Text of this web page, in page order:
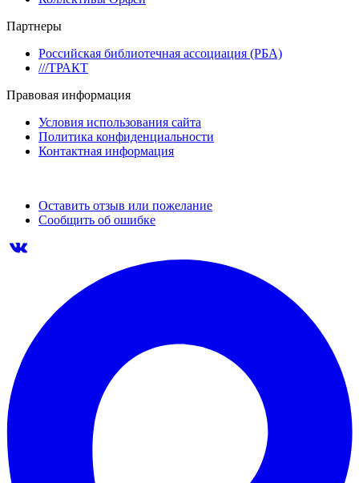
Партнеры
Российская библиотечная ассоциация (РБА)
///ТРАКТ
Правовая информация
Условия использования сайта
Политика конфиденциальности
Контактная информация
Оставить отзыв или пожелание
Сообщить об ошибке